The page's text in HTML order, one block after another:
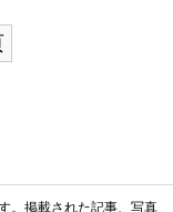
。掲載された記事、写真